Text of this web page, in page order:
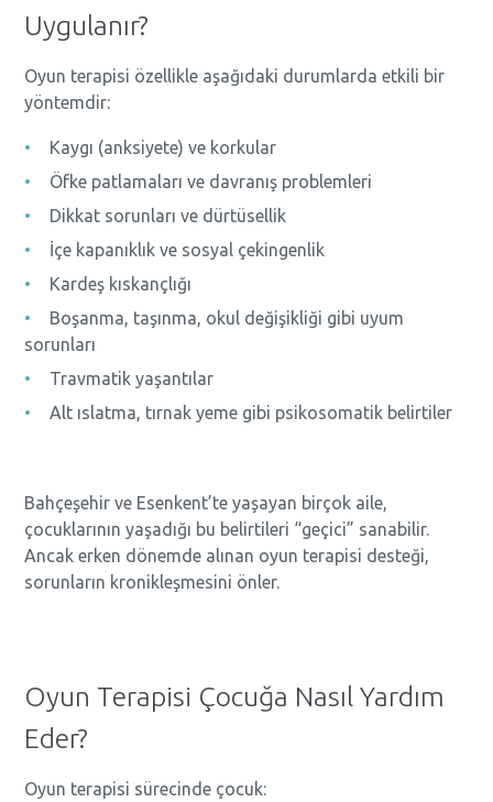
Uygulanır?
Oyun terapisi özellikle aşağıdaki durumlarda etkili bir
yöntemdir:
Kaygı (anksiyete) ve korkular
Öfke patlamaları ve davranış problemleri
Dikkat sorunları ve dürtüsellik
İçe kapanıklık ve sosyal çekingenlik
Kardeş kıskançlığı
Boşanma, taşınma, okul değişikliği gibi uyum
sorunları
Travmatik yaşantılar
Alt ıslatma, tırnak yeme gibi psikosomatik belirtiler
Bahçeşehir ve Esenkent’te yaşayan birçok aile,
çocuklarının yaşadığı bu belirtileri “geçici” sanabilir.
Ancak erken dönemde alınan oyun terapisi desteği,
sorunların kronikleşmesini önler.
Oyun Terapisi Çocuğa Nasıl Yardım
Eder?
Oyun terapisi sürecinde çocuk: